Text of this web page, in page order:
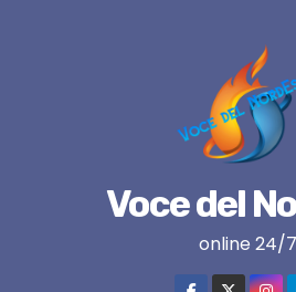
Voce del
online 24/7